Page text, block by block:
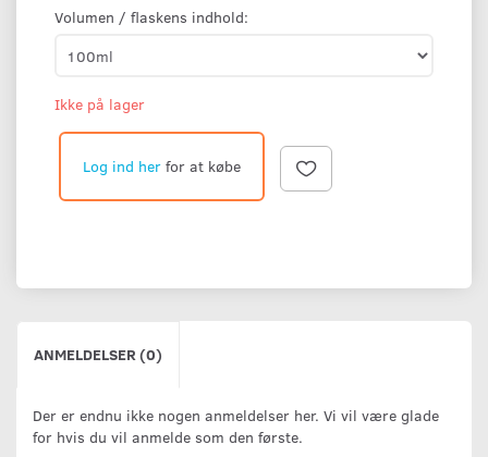
Volumen / flaskens indhold:
Ikke på lager
Log ind her for at købe
ANMELDELSER (0)
Der er endnu ikke nogen anmeldelser her. Vi vil være glade
for hvis du vil anmelde som den første.